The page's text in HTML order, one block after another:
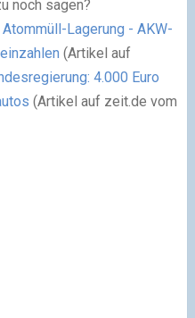
noch sagen?
Lagerung - AKW-
(Artikel auf
: 4.000 Euro
(Artikel auf zeit.de vom